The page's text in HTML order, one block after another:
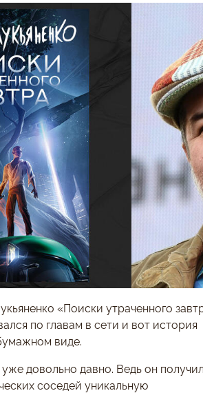
«Поиски утраченного
по главам в сети и вот история
виде.
довольно давно. Ведь он
соседей уникальную